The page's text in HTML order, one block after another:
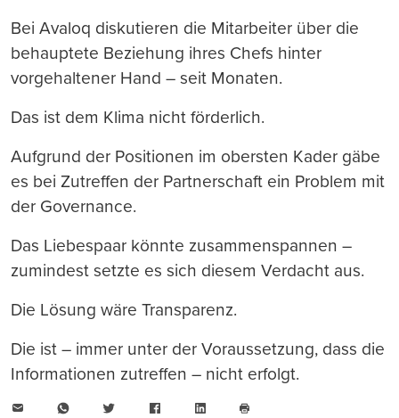
Bei Avaloq diskutieren die Mitarbeiter über die
behauptete Beziehung ihres Chefs hinter
vorgehaltener Hand – seit Monaten.
Das ist dem Klima nicht förderlich.
Aufgrund der Positionen im obersten Kader gäbe
es bei Zutreffen der Partnerschaft ein Problem mit
der Governance.
Das Liebespaar könnte zusammenspannen –
zumindest setzte es sich diesem Verdacht aus.
Die Lösung wäre Transparenz.
Die ist – immer unter der Voraussetzung, dass die
Informationen zutreffen – nicht erfolgt.
WhatsAppTwitter FacebookLinkedIn